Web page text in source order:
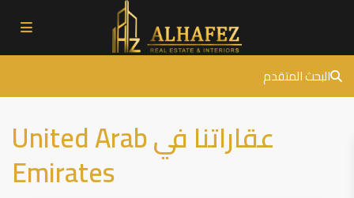
البحث المتقدم
عقاراتنا في United Arab
Emirates